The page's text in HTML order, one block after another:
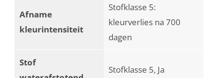
Afname
kleurintensiteit
Stofklasse 5:
kleurverlies na 700
dagen
Stof
Stofklasse 5, Ja